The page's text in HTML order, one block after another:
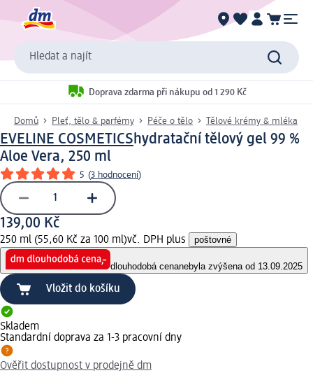
Hledat a najít
Doprava zdarma při nákupu od 1 290 Kč
Domů Pleť, tělo & parfémy Péče o tělo Tělové krémy & mléka
EVELINE COSMETICShydratační tělový gel 99 %
Aloe Vera, 250 ml
5 (3 hodnocení)
139,00 Kč
250 ml (55,60 Kč za 100 ml)vč. DPH plus poštovné
dlouhodobá cenanebyla zvýšena od 13.09.2025
Vložit do košíku
Skladem
Standardní doprava za 1-3 pracovní dny
Ověřit dostupnost v prodejně dm